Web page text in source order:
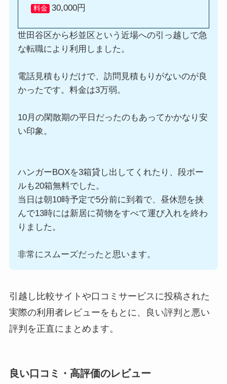
料金 30,000円
世田谷区から杉並区という近場への引っ越しで急
な転職により利用しました。
電話見積もりだけで、訪問見積もりがないのが良
かったです。料金は3万弱。
10月の閑散期の平日だったのもあってかかなり安
い印象。
ハンガーBOXを3箱貸し出してくれたり、段ボー
ルも20箱無料でした。
当日は朝10時予定で5分前に到着で、昼休憩を挟
んで13時には新居に荷物をすべて運び入れを終わ
りました。
非常にスムーズだったと思います。
引越し比較サイトや口コミサービスに投稿された
実際の利用者レビューをもとに、良い評判と悪い
評判を正直にまとめます。
良い口コミ・高評価のレビュー